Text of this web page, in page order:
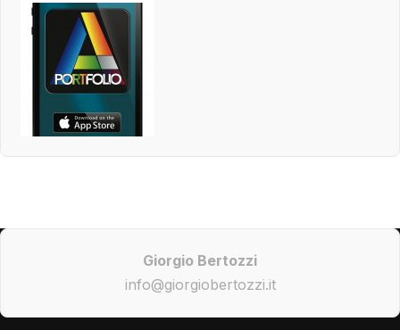
Giorgio Bertozzi
info@giorgiobertozzi.it